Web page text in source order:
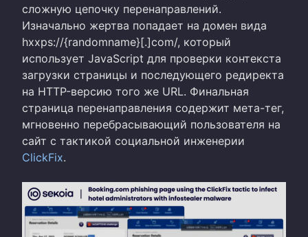
сложную цепочку перенаправлений.
Изначально жертва попадает на домен вида
hxxps://{randomname}[.]com/, который
использует JavaScript для проверки контекста
загрузки страницы и последующего редиректа
на HTTP-версию того же URL. Финальная
страница перенаправления содержит мета-тег,
мгновенно перебрасывающий пользователя на
сайт с тактикой социальной инженерии
ClickFix.